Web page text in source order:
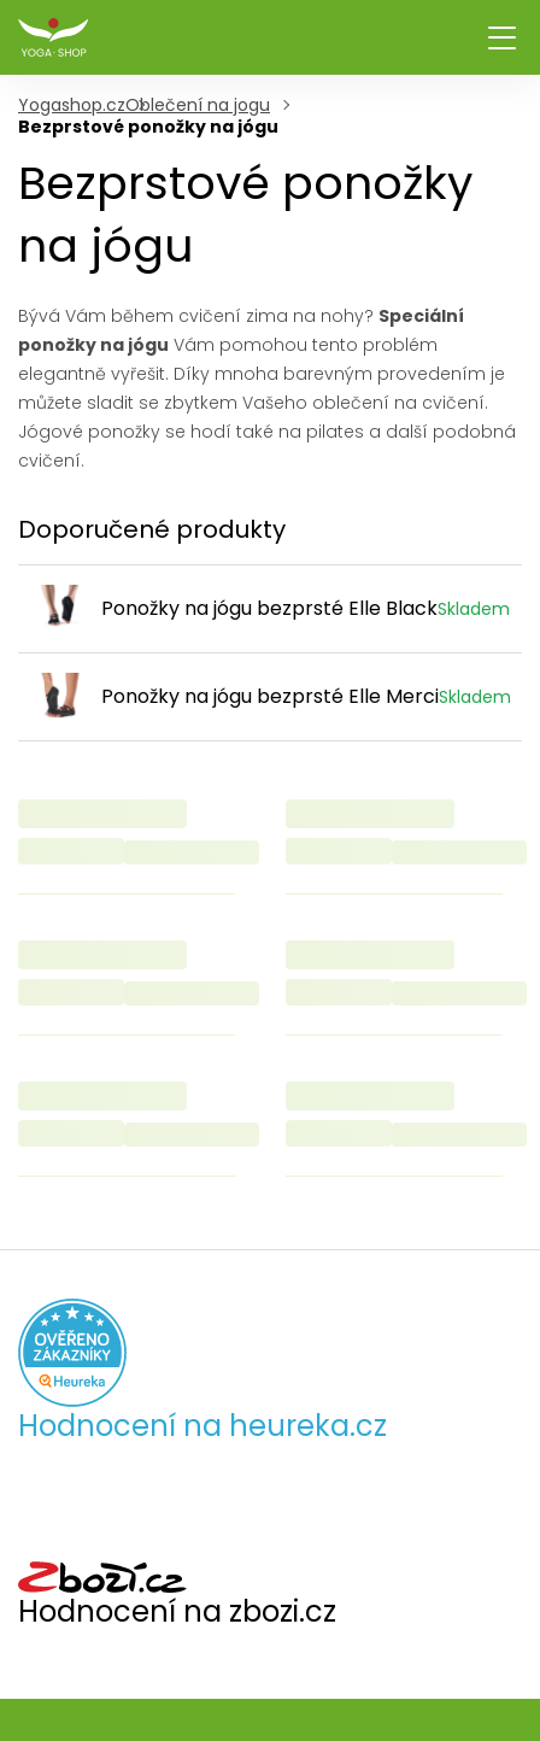
Yogashop.czOblečení na jogu
Bezprstové ponožky na jógu
Bezprstové ponožky
na jógu
Bývá Vám během cvičení zima na nohy? Speciální
ponožky na jógu Vám pomohou tento problém
elegantně vyřešit. Díky mnoha barevným provedením je
můžete sladit se zbytkem Vašeho oblečení na cvičení.
Jógové ponožky se hodí také na pilates a další podobná
cvičení.
Doporučené produkty
Ponožky na jógu bezprsté Elle BlackSkladem
Ponožky na jógu bezprsté Elle MerciSkladem
Hodnocení na heureka.cz
Hodnocení na zbozi.cz